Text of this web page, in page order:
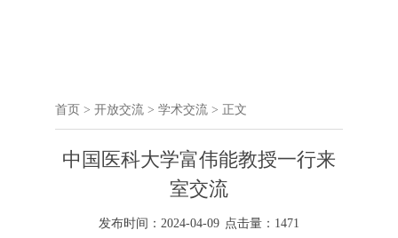
首页 > 开放交流 > 学术交流 > 正文
中国医科大学富伟能教授一行来
室交流
发布时间：2024-04-09 点击量： 1471